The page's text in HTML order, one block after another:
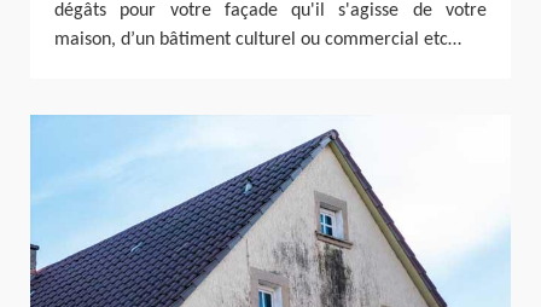
dégâts pour votre façade qu'il s'agisse de votre
maison, d’un bâtiment culturel ou commercial etc…